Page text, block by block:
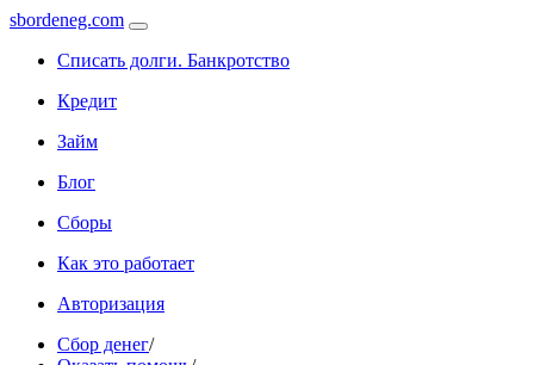
sbordeneg.com
Списать долги. Банкротство
Кредит
Займ
Блог
Сборы
Как это работает
Авторизация
Сбор денег/